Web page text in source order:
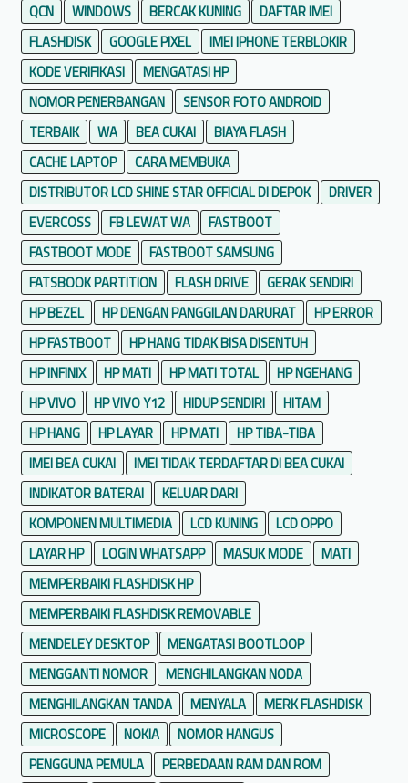
QCN
WINDOWS BERCAK KUNING
DAFTAR IMEI
FLASHDISK
GOOGLE PIXEL
IMEI IPHONE TERBLOKIR
KODE VERIFIKASI
MENGATASI HP
NOMOR PENERBANGAN
SENSOR FOTO ANDROID
TERBAIK
WA BEA CUKAI
BIAYA FLASH
CACHE LAPTOP
CARA MEMBUKA
DISTRIBUTOR LCD SHINE STAR OFFICIAL DI DEPOK
DRIVER
EVERCOSS
FB LEWAT WA
FASTBOOT
FASTBOOT MODE
FASTBOOT SAMSUNG
FATSBOOK PARTITION
FLASH DRIVE
GERAK SENDIRI
HP BEZEL
HP DENGAN PANGGILAN DARURAT
HP ERROR
HP FASTBOOT
HP HANG TIDAK BISA DISENTUH
HP INFINIX
HP MATI HP MATI TOTAL
HP NGEHANG
HP VIVO
HP VIVO Y12 HIDUP SENDIRI
HITAM
HP HANG
HP LAYAR HP MATI
HP TIBA-TIBA
IMEI BEA CUKAI
IMEI TIDAK TERDAFTAR DI BEA CUKAI
INDIKATOR BATERAI
KELUAR DARI
KOMPONEN MULTIMEDIA
LCD KUNING
LCD OPPO
LAYAR HP
LOGIN WHATSAPP MASUK MODE
MATI
MEMPERBAIKI FLASHDISK HP
MEMPERBAIKI FLASHDISK REMOVABLE
MENDELEY DESKTOP
MENGATASI BOOTLOOP
MENGGANTI NOMOR
MENGHILANGKAN NODA
MENGHILANGKAN TANDA
MENYALA
MERK FLASHDISK
MICROSCOPE
NOKIA
NOMOR HANGUS
PENGGUNA PEMULA
PERBEDAAN RAM DAN ROM